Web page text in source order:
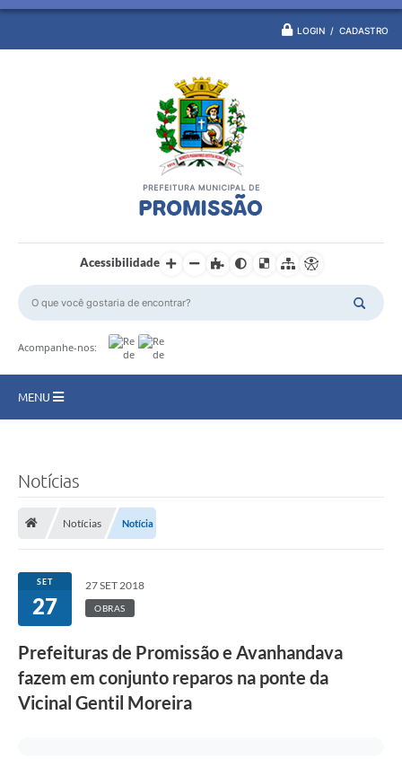
LOGIN / CADASTRO
Acessibilidade
Acompanhe-nos:
MENU
Turismo
Ouvidoria
Balcão de Empregos
Editais
Notícias
Notícias Notícia
SET
27
27 SET 2018
OBRAS
Prefeituras de Promissão e Avanhandava
fazem em conjunto reparos na ponte da
Vicinal Gentil Moreira